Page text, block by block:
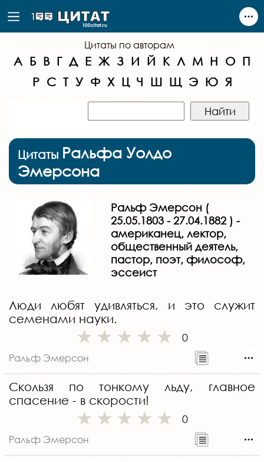
Цитаты по авторам
А Б В Г Д Е Ж З И Й К Л М Н О П
Р С Т У Ф Х Ц Ч Ш Щ Э Ю Я
Цитаты Ральфа Уолдо
Эмерсона
Ральф Эмерсон (
25.05.1803 - 27.04.1882 ) -
американец, лектор,
общественный деятель,
пастор, поэт, философ,
эссеист
Люди любят удивляться, и это служит
семенами науки.
0
Ральф Эмерсон
Скользя по тонкому льду, главное
спасение - в скорости!
0
Ральф Эмерсон